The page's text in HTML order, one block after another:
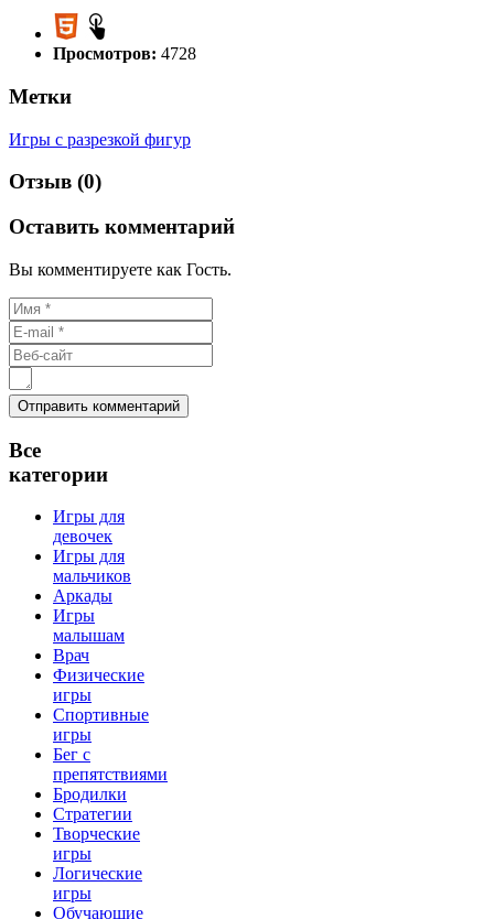
Просмотров: 4728
Метки
Игры с разрезкой фигур
Отзыв (0)
Оставить комментарий
Вы комментируете как Гость.
Все
категории
Игры для
девочек
Игры для
мальчиков
Аркады
Игры
малышам
Врач
Физические
игры
Спортивные
игры
Бег с
препятствиями
Бродилки
Стратегии
Творческие
игры
Логические
игры
Обучающие